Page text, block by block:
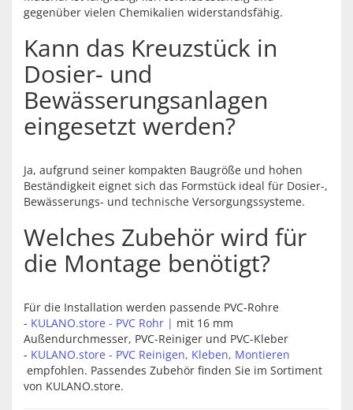
gegenüber vielen Chemikalien widerstandsfähig.
Kann das Kreuzstück in
Dosier- und
Bewässerungsanlagen
eingesetzt werden?
Ja, aufgrund seiner kompakten Baugröße und hohen
Beständigkeit eignet sich das Formstück ideal für Dosier-,
Bewässerungs- und technische Versorgungssysteme.
Welches Zubehör wird für
die Montage benötigt?
Für die Installation werden passende PVC-Rohre
- KULANO.store - PVC Rohr | mit 16 mm
Außendurchmesser, PVC-Reiniger und PVC-Kleber
- KULANO.store - PVC Reinigen, Kleben, Montieren
empfohlen. Passendes Zubehör finden Sie im Sortiment
von KULANO.store.